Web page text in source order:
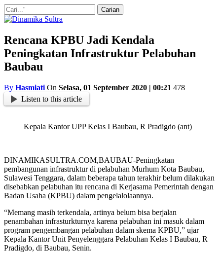
Rencana KPBU Jadi Kendala
Peningkatan Infrastruktur Pelabuhan
Baubau
By Hasmiati On Selasa, 01 September 2020 | 00:21 478
Listen to this article
Kepala Kantor UPP Kelas I Baubau, R Pradigdo (ant)
DINAMIKASULTRA.COM,BAUBAU-Peningkatan
pembangunan infrastruktur di pelabuhan Murhum Kota Baubau,
Sulawesi Tenggara, dalam beberapa tahun terakhir belum dilakukan
disebabkan pelabuhan itu rencana di Kerjasama Pemerintah dengan
Badan Usaha (KPBU) dalam pengelalolaannya.
“Memang masih terkendala, artinya belum bisa berjalan
penambahan infrasturkturnya karena pelabuhan ini masuk dalam
program pengembangan pelabuhan dalam skema KPBU,” ujar
Kepala Kantor Unit Penyelenggara Pelabuhan Kelas I Baubau, R
Pradigdo, di Baubau, Senin.